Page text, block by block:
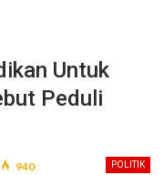
Untuk
Peduli
POLITIK
940